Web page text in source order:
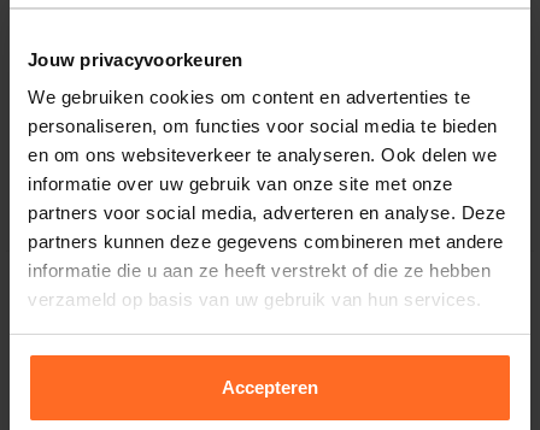
Jouw privacyvoorkeuren
We gebruiken cookies om content en advertenties te
personaliseren, om functies voor social media te bieden
en om ons websiteverkeer te analyseren. Ook delen we
informatie over uw gebruik van onze site met onze
partners voor social media, adverteren en analyse. Deze
partners kunnen deze gegevens combineren met andere
informatie die u aan ze heeft verstrekt of die ze hebben
verzameld op basis van uw gebruik van hun services.
Accepteren
WOOOD
Brook boekenstandaard staand
metaal zwart Zwart
WOOOD
Schaal Hout Bruin
25,95
Altijd gratis bezorging